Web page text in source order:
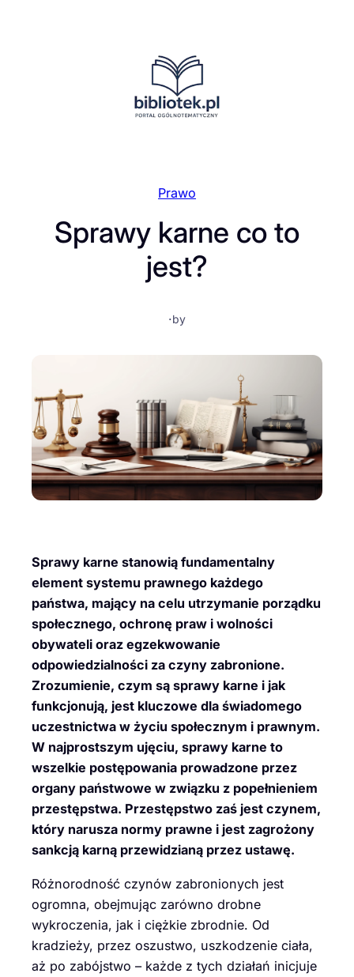
Prawo
Sprawy karne co to
jest?
·by
Sprawy karne stanowią fundamentalny
element systemu prawnego każdego
państwa, mający na celu utrzymanie porządku
społecznego, ochronę praw i wolności
obywateli oraz egzekwowanie
odpowiedzialności za czyny zabronione.
Zrozumienie, czym są sprawy karne i jak
funkcjonują, jest kluczowe dla świadomego
uczestnictwa w życiu społecznym i prawnym.
W najprostszym ujęciu, sprawy karne to
wszelkie postępowania prowadzone przez
organy państwowe w związku z popełnieniem
przestępstwa. Przestępstwo zaś jest czynem,
który narusza normy prawne i jest zagrożony
sankcją karną przewidzianą przez ustawę.
Różnorodność czynów zabronionych jest
ogromna, obejmując zarówno drobne
wykroczenia, jak i ciężkie zbrodnie. Od
kradzieży, przez oszustwo, uszkodzenie ciała,
aż po zabójstwo – każde z tych działań inicjuje